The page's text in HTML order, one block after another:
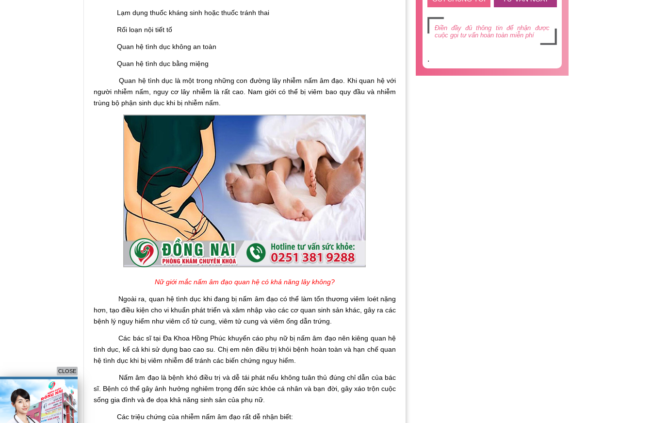
Lạm dụng thuốc kháng sinh hoặc thuốc tránh thai
Rối loạn nội tiết tố
Quan hệ tình dục không an toàn
Quan hệ tình dục bằng miệng
Quan hệ tình dục là một trong những con đường lây nhiễm nấm âm đạo. Khi quan hệ với
người nhiễm nấm, nguy cơ lây nhiễm là rất cao. Nam giới có thể bị viêm bao quy đầu và nhiễm
trùng bộ phận sinh dục khi bị nhiễm nấm.
Nữ giới mắc nấm âm đạo quan hệ có khả năng lây không?
Ngoài ra, quan hệ tình dục khi đang bị nấm âm đạo có thể làm tổn thương viêm loét nặng
hơn, tạo điều kiện cho vi khuẩn phát triển và xâm nhập vào các cơ quan sinh sản khác, gây ra các
bệnh lý nguy hiểm như viêm cổ tử cung, viêm tử cung và viêm ống dẫn trứng.
Các bác sĩ tại Đa Khoa Hồng Phúc khuyến cáo phụ nữ bị nấm âm đạo nên kiêng quan hệ
tình dục, kể cả khi sử dụng bao cao su. Chị em nên điều trị khỏi bệnh hoàn toàn và hạn chế quan
hệ tình dục khi bị viêm nhiễm để tránh các biến chứng nguy hiểm.
Nấm âm đạo là bệnh khó điều trị và dễ tái phát nếu không tuân thủ đúng chỉ dẫn của bác
sĩ. Bệnh có thể gây ảnh hưởng nghiêm trọng đến sức khỏe cá nhân và bạn đời, gây xáo trộn cuộc
sống gia đình và đe dọa khả năng sinh sản của phụ nữ.
Các triệu chứng của nhiễm nấm âm đạo rất dễ nhận biết:
Điền đầy đủ thông tin để nhận được
cuộc gọi tư vấn hoàn toàn miễn phí
.
CLOSE